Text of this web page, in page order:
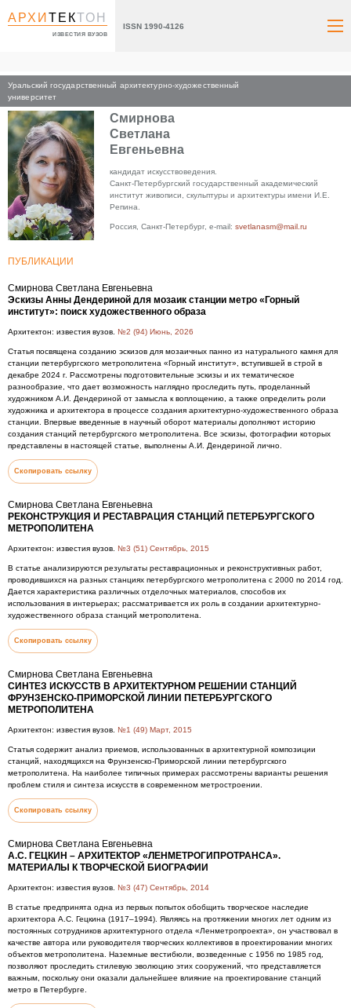
АРХИТЕКТОН
ИЗВЕСТИЯ ВУЗОВ
ISSN 1990-4126
Уральский государственный архитектурно-художественный
университет
Главная
Смирнова
Светлана
Евгеньевна
кандидат искусствоведения.
Санкт-Петербургский государственный академический
институт живописи, скульптуры и архитектуры имени И.Е.
Репина.
Россия, Санкт-Петербург, e-mail: svetlanasm@mail.ru
ПУБЛИКАЦИИ
Смирнова Светлана Евгеньевна
Эскизы Анны Дендериной для мозаик станции метро «Горный
институт»: поиск художественного образа
Архитектон: известия вузов. №2 (94) Июнь, 2026
Статья посвящена созданию эскизов для мозаичных панно из натурального камня для
станции петербургского метрополитена «Горный институт», вступившей в строй в
декабре 2024 г. Рассмотрены подготовительные эскизы и их тематическое
разнообразие, что дает возможность наглядно проследить путь, проделанный
художником А.И. Дендериной от замысла к воплощению, а также определить роли
художника и архитектора в процессе создания архитектурно-художественного образа
станции. Впервые введенные в научный оборот материалы дополняют историю
создания станций петербургского метрополитена. Все эскизы, фотографии которых
представлены в настоящей статье, выполнены А.И. Дендериной лично.
Скопировать ссылку
Смирнова Светлана Евгеньевна
РЕКОНСТРУКЦИЯ И РЕСТАВРАЦИЯ СТАНЦИЙ ПЕТЕРБУРГСКОГО
МЕТРОПОЛИТЕНА
Архитектон: известия вузов. №3 (51) Сентябрь, 2015
В статье анализируются результаты реставрационных и реконструктивных работ,
проводившихся на разных станциях петербургского метрополитена с 2000 по 2014 год.
Дается характеристика различных отделочных материалов, способов их
использования в интерьерах; рассматривается их роль в создании архитектурно-
художественного образа станций метрополитена.
Скопировать ссылку
Смирнова Светлана Евгеньевна
СИНТЕЗ ИСКУССТВ В АРХИТЕКТУРНОМ РЕШЕНИИ СТАНЦИЙ
ФРУНЗЕНСКО-ПРИМОРСКОЙ ЛИНИИ ПЕТЕРБУРГСКОГО
МЕТРОПОЛИТЕНА
Архитектон: известия вузов. №1 (49) Март, 2015
Статья содержит анализ приемов, использованных в архитектурной композиции
станций, находящихся на Фрунзенско-Приморской линии петербургского
метрополитена. На наиболее типичных примерах рассмотрены варианты решения
проблем стиля и синтеза искусств в современном метростроении.
Скопировать ссылку
Смирнова Светлана Евгеньевна
А.С. ГЕЦКИН – АРХИТЕКТОР «ЛЕНМЕТРОГИПРОТРАНСА».
МАТЕРИАЛЫ К ТВОРЧЕСКОЙ БИОГРАФИИ
Архитектон: известия вузов. №3 (47) Сентябрь, 2014
В статье предпринята одна из первых попыток обобщить творческое наследие
архитектора А.С. Гецкина (1917–1994). Являясь на протяжении многих лет одним из
постоянных сотрудников архитектурного отдела «Ленметропроекта», он участвовал в
качестве автора или руководителя творческих коллективов в проектировании многих
объектов метрополитена. Наземные вестибюли, возведенные с 1956 по 1985 год,
позволяют проследить стилевую эволюцию этих сооружений, что представляется
важным, поскольку они оказали дальнейшее влияние на проектирование станций
метро в Петербурге.